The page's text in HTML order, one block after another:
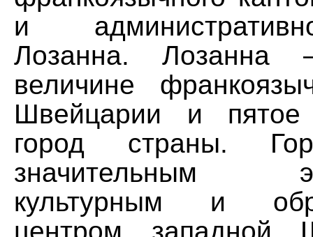
и
Лозанна. Лозанна
величине
Швейцарии и
город страны.
значительным
культурным и